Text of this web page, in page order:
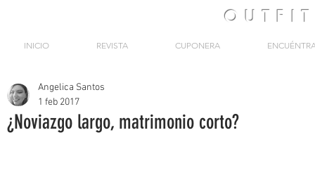
OUTFIT
INICIO REVISTA CUPONERA
¿Noviazgo largo, matrimonio corto?
Angelica Santos
1 feb 2017